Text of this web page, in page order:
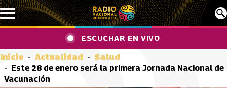
Pasar al contenido principal
ESCUCHAR EN VIVO
Inicio Actualidad
Salud
Este 28 de enero será la primera Jornada Nacional de
Vacunación